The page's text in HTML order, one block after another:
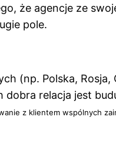
że agencje ze
pole.
(np. Polska, Rosja,
relacja jest
z klientem wspólnych